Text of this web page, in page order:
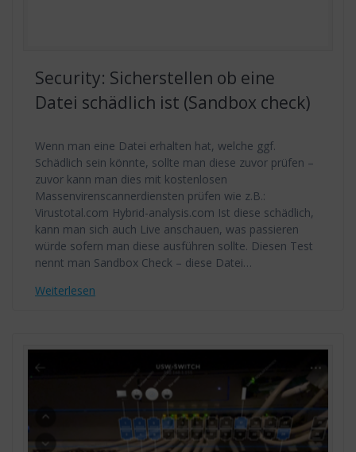
Security: Sicherstellen ob eine
Datei schädlich ist (Sandbox check)
Wenn man eine Datei erhalten hat, welche ggf.
Schädlich sein könnte, sollte man diese zuvor prüfen –
zuvor kann man dies mit kostenlosen
Massenvirenscannerdiensten prüfen wie z.B.:
Virustotal.com Hybrid-analysis.com Ist diese schädlich,
kann man sich auch Live anschauen, was passieren
würde sofern man diese ausführen sollte. Diesen Test
nennt man Sandbox Check – diese Datei…
Weiterlesen